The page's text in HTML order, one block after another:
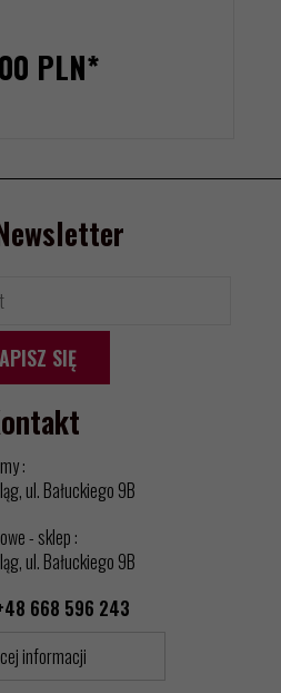
PLN*
SIĘ
:
ul. Bałuckiego 9B
- sklep :
ul. Bałuckiego 9B
668 596 243
informacji